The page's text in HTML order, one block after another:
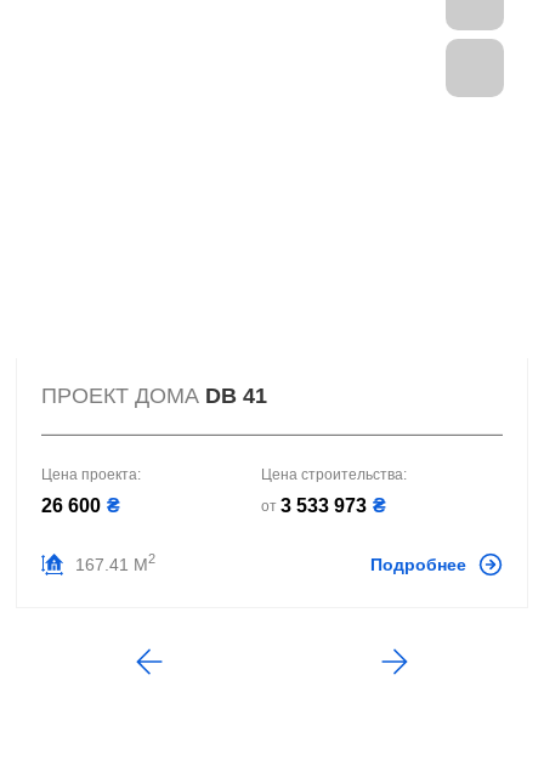
ПРОЕКТ ДОМА DB 41
Цена проекта:
26 600 ₴
Цена строительства:
от 3 533 973 ₴
167.41 М2 Подробнее